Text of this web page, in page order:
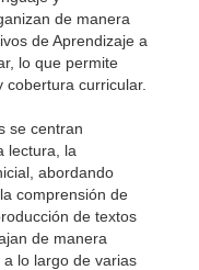
de manera
de Aprendizaje a
lo que permite
curricular.
se centran
lectura, la
abordando
comprensión de
de textos
de manera
lo largo de varias